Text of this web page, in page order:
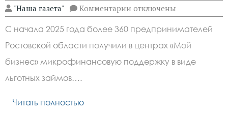
"Наша газета" Комментарии к
записи
льготного
микрофинансирования
донских
предпринимателей
превысил
отключены
С начала 2025 года более 360 предпринимателей
Ростовской области получили в центрах «Мой
бизнес» микрофинансовую поддержку в виде
льготных займов….
Читать полностью